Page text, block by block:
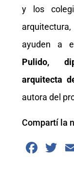
y los
ayuden a
Pulido,
arquitecta
autora del
Compartí la
F
T